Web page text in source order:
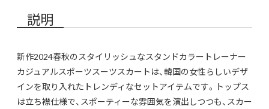
説明
新作2024春秋のスタイリッシュなスタンドカラートレーナー
カジュアルスポーツスーツスカートは、韓国の女性らしいデザ
インを取り入れたトレンディなセットアイテムです。トップス
は立ち襟仕様で、スポーティーな雰囲気を演出しつつも、スカー